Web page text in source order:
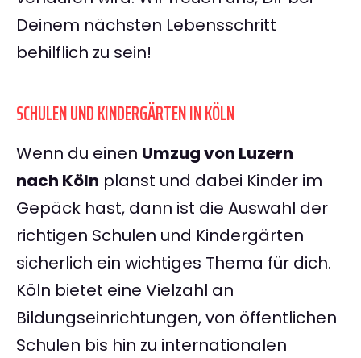
Deinem nächsten Lebensschritt
behilflich zu sein!
SCHULEN UND KINDERGÄRTEN IN KÖLN
Wenn du einen Umzug von Luzern
nach Köln planst und dabei Kinder im
Gepäck hast, dann ist die Auswahl der
richtigen Schulen und Kindergärten
sicherlich ein wichtiges Thema für dich.
Köln bietet eine Vielzahl an
Bildungseinrichtungen, von öffentlichen
Schulen bis hin zu internationalen